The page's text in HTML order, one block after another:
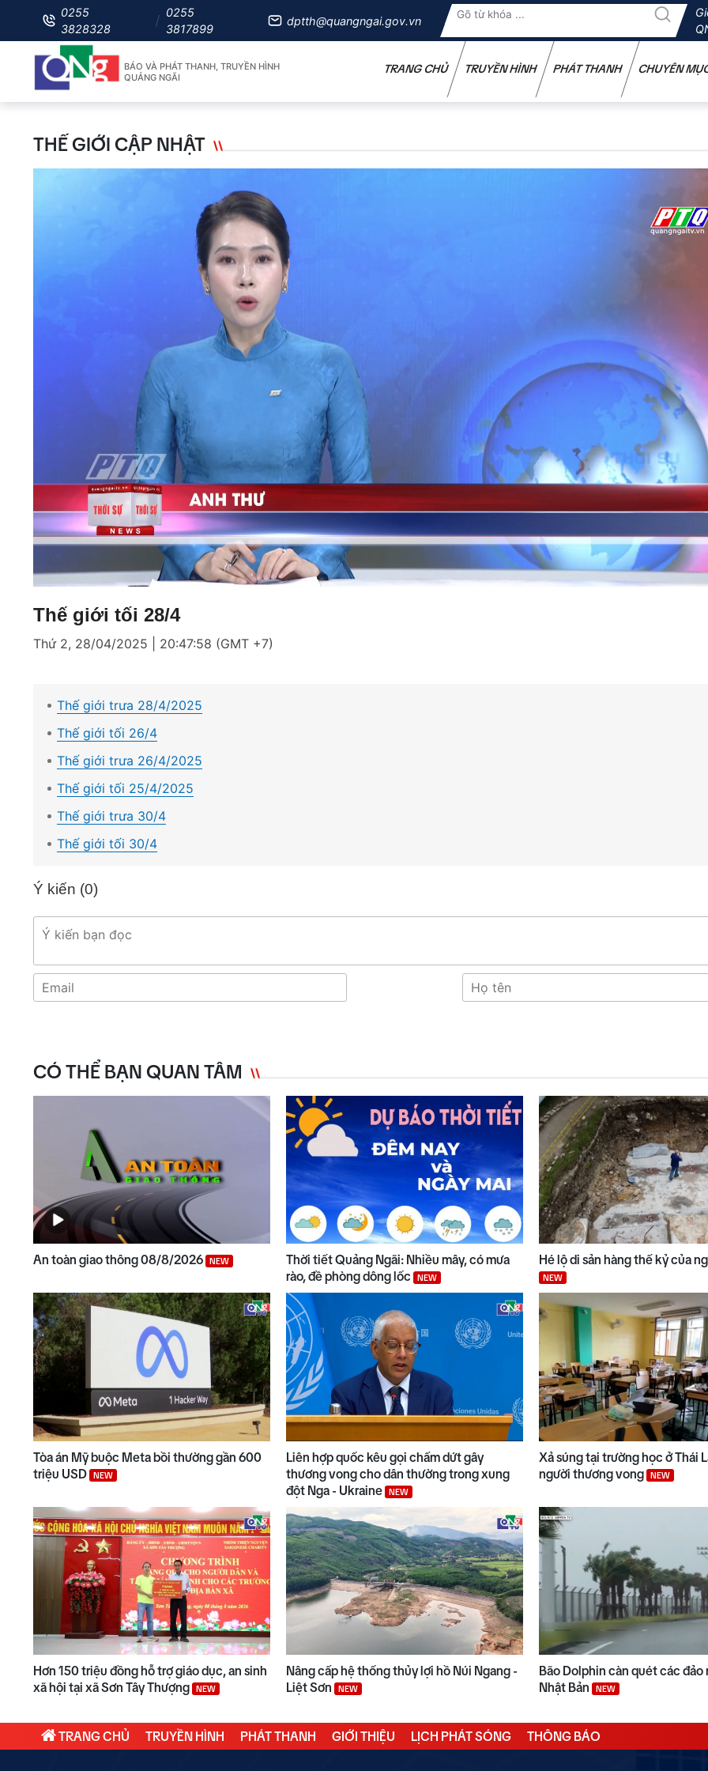
0255
3828328
0255
3817899
dptth@quangngai.gov.vn
BÁO VÀ PHÁT THANH, TRUYỀN HÌNH
QUẢNG NGÃI
TRANG CHỦ TRUYỀN HÌNH PHÁT THANH CHUYÊN
THẾ GIỚI CẬP NHẬT
Mute Loaded
:
5.22%
Thế giới tối 28/4
Thứ 2, 28/04/2025 | 20:47:58 (GMT +7)
Thế giới trưa 28/4/2025
Thế giới tối 26/4
Thế giới trưa 26/4/2025
Thế giới tối 25/4/2025
Thế giới trưa 30/4
Thế giới tối 30/4
Ý kiến (0)
CÓ THỂ BẠN QUAN TÂM
An toàn giao thông 08/8/2026 NEW
Thời tiết Quảng Ngãi: Nhiều mây, có mưa
rào, đề phòng dông lốc
NEW
Hé lộ di sản hàng thế kỷ của
NEW
Tòa án Mỹ buộc Meta bồi thường gần 600
triệu USD
NEW
Liên hợp quốc kêu gọi chấm dứt gây
thương vong cho dân thường trong xung
đột Nga - Ukraine
NEW
Xả súng tại trường học ở Thái
người thương vong
NEW
Hơn 150 triệu đồng hỗ trợ giáo dục, an sinh
xã hội tại xã Sơn Tây Thượng
NEW
Nâng cấp hệ thống thủy lợi hồ Núi Ngang -
Liệt Sơn
NEW
Bão Dolphin càn quét các đảo
Nhật Bản
NEW
TRANG CHỦ TRUYỀN HÌNH PHÁT THANH GIỚI THIỆU LỊCH PHÁT SÓNG THÔNG BÁO